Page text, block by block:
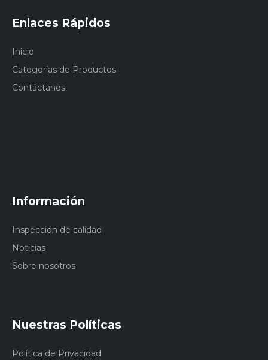
Enlaces Rápidos
Inicio
Categorías de Productos
Contáctanos
Información
Inspección de calidad
Noticias
Sobre nosotros
Nuestras Políticas
Política de Privacidad